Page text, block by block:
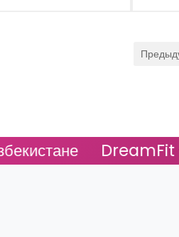
DreamFit - Самый